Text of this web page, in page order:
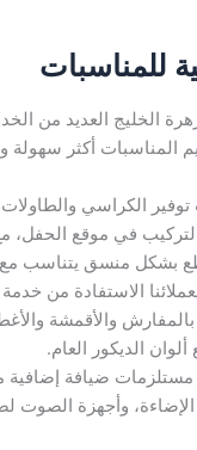
للمناسبات
| 98955060 | زهرة الخليج العديد
المناسبات أكثر سهولة
الكراسي
في موقع
بشكل منسق يتناسب مع
الاستفادة من
والأقمشة
الديكور العام.
ضيافة إضافية
الإضاءة، وأجهزة الصوت